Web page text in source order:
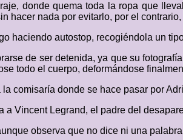
donde quema toda la ropa que
hacer nada por evitarlo, por el
haciendo autostop, recogiéndola un
de ser detenida, ya que su
todo el cuerpo, deformándose
la comisaría donde se hace pasar por
a Vincent Legrand, el padre del
observa que no dice ni una